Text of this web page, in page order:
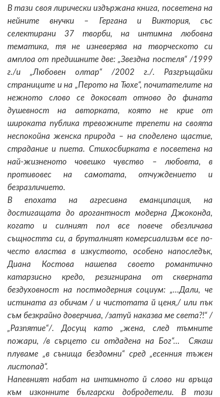
В тази своя лирически издържана книга, посветена на
нейните внучки – Гергана и Виктория, със
селектирани 37 творби, на интимна любовна
тематика, тя не изневерява на творческото си
амплоа от предишните две: „Звездна постеля“ /1999
г./и „Любовен олтар“ /2002 г./. Разгръщайки
страниците и на „Перото на Тюхе“, почитателите на
нежното слово се докосват отново до фината
душевност на авторката, която не крие от
широката публика тревожните трепети на своята
неспокойна женска природа – на споделено щастие,
страдание и пиета. Стихосбирката е посветена на
най-жизненото човешко чувство – любовта, в
противовес на самотата, отчуждението и
безразличието.
В епохата на агресивна еманципация, на
достигащата до арогантност модерна Джоконда,
когато и силният пол все повече обезличава
същността си, а бруталният комерсиализъм все по-
често властва в изкуството, особено напоследък,
Диана Костова нашепва своето романтично
катарзисно кредо, резигнирана от скверната
бездуховност на постмодерния социум: „…Дали, че
истината аз обичам / и чистотата й ценя,/ или пък
съм безкрайно доверчива, /затуй наказва ме света?!“ /
„Разпятие“/. Досущ като „жена, след тъмните
пожари, /в сърцето си отдадена на Бог“… Сякаш
плуваме „в сънища бездомни“ сред „есенния тъжен
листопад“.
Напевният набат на интимното й слово ни връща
към изконните български добродетели. В този